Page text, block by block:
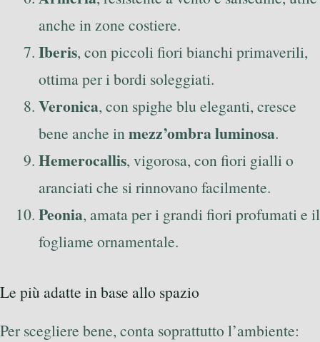
anche in zone costiere.
Iberis, con piccoli fiori bianchi primaverili,
ottima per i bordi soleggiati.
Veronica, con spighe blu eleganti, cresce
bene anche inmezz’ombra luminosa.
Hemerocallis, vigorosa, con fiori gialli o
aranciati che si rinnovano facilmente.
Peonia, amata per i grandi fiori profumati e il
fogliame ornamentale.
Le più adatte in base allo spazio
Per scegliere bene, conta soprattutto l’ambiente: